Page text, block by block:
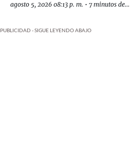
agosto 5, 2026 08:13 p. m. •7 minutos de lectura
PUBLICIDAD - SIGUE LEYENDO ABAJO